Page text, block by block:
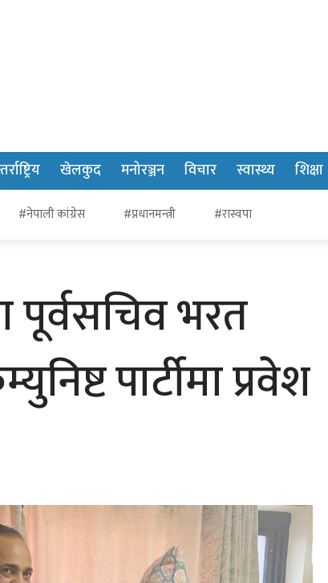
खेलकुद मनोरञ्जन विचार स्वास्थ्य शिक्षा
#नेपाली कांग्रेस #प्रधानमन्त्री #रास्वपा
भरत
पार्टीमा प्रवेश